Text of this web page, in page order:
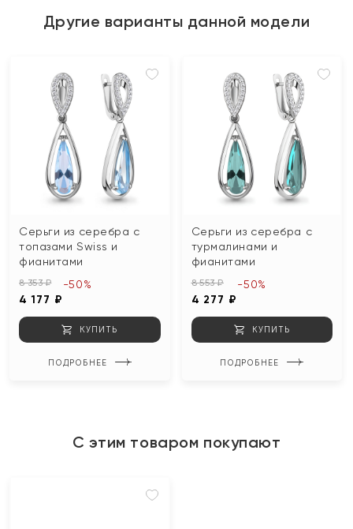
Другие варианты данной модели
Серьги из серебра с
топазами Swiss и
фианитами
8 353 ₽
4 177 ₽
-50%
КУПИТЬ
ПОДРОБНЕЕ
Серьги из серебра с
турмалинами и
фианитами
8 553 ₽
4 277 ₽
-50%
КУПИТЬ
ПОДРОБНЕЕ
С этим товаром покупают